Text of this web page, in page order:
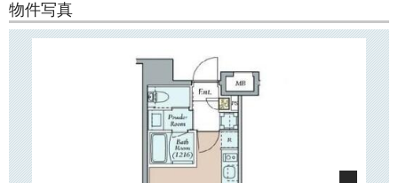
東京メトロ丸の内線・都営大江戸線「本郷三丁目」駅徒歩6分の好立地！
そのほか「お茶の水」駅もご利用いただけます。
2023年3月竣工・地上14階建て。
TVモニターつきオートロック・宅配ボックス完備で安心してお住まいい
敷地内駐輪場・バイク置き場あり。
で月々の通信費を節約可能です！
ペット可（小型犬または猫1匹まで）
物件写真